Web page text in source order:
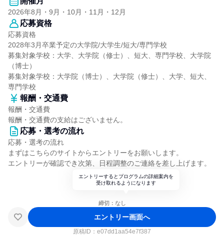
2026年8月・9月・10月・11月・12月
応募資格
応募資格
2028年3月卒業予定の大学院/大学生/短大/専門学校
募集対象学校：大学、大学院（修士）、短大、専門学校、大学院
（博士）
募集対象学校：大学院（博士）、大学院（修士）、大学、短大、
専門学校
報酬・交通費
報酬・交通費
報酬・交通費の支給はございません。
応募・選考の流れ
応募・選考の流れ
まずはこちらのサイトからエントリーをお願いします。
エントリーが確認でき次第、日程調整のご連絡を差し上げます。
エントリーするとプログラムの詳細案内を
受け取れるようになります
締切：なし
エントリー画面へ
原稿ID： e07dd1aa54e7f387